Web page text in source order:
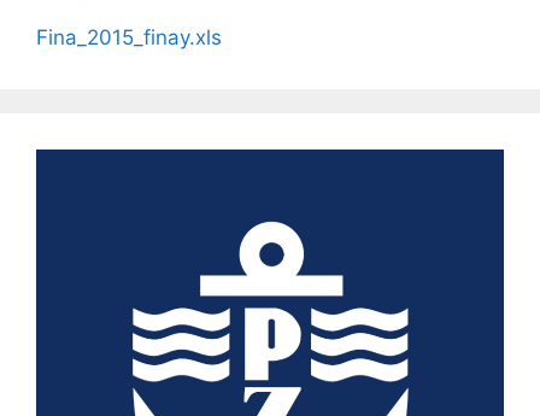
Fina_2015_finay.xls